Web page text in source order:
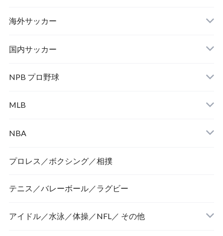
海外サッカー
国内サッカー
NPB プロ野球
MLB
NBA
プロレス／ボクシング／相撲
テニス／バレーボール／ラグビー
アイドル／水泳／体操／NFL／ その他